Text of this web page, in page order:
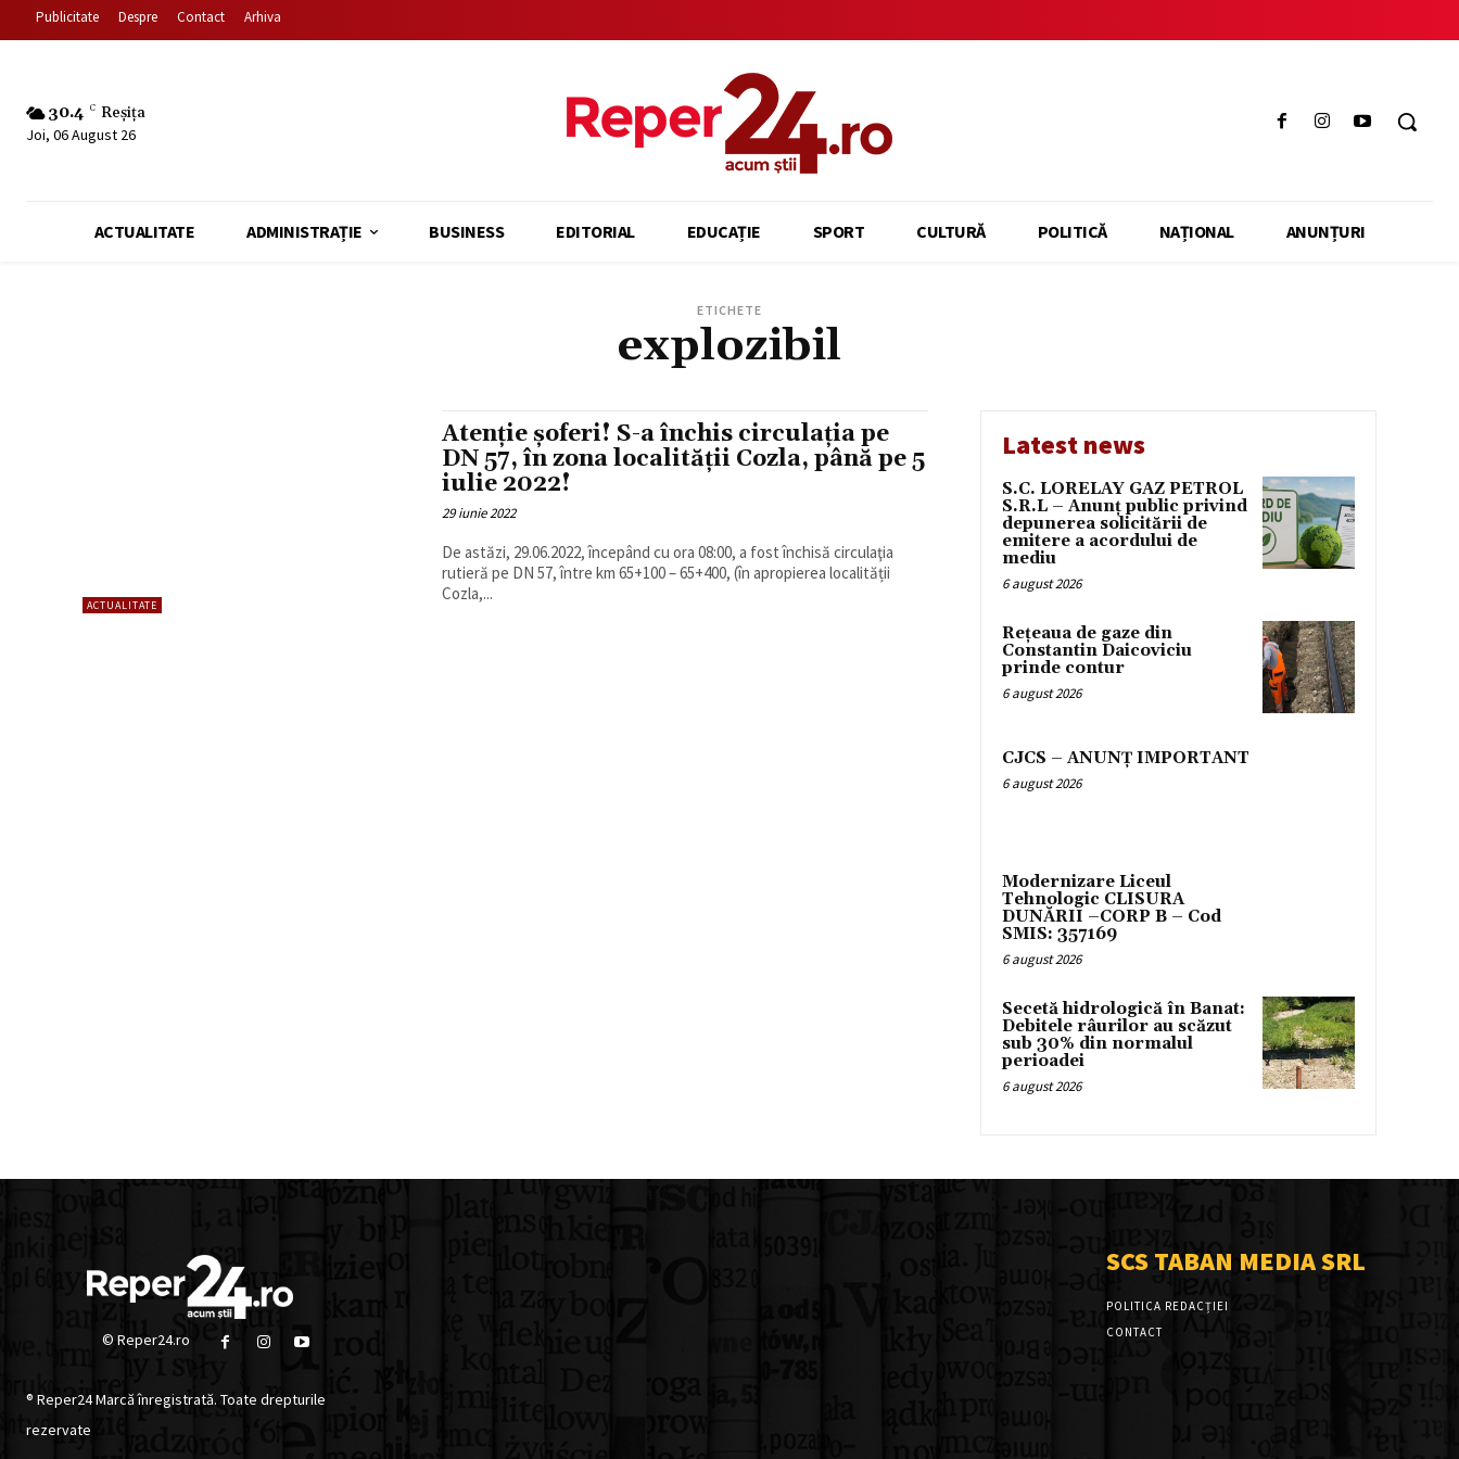
Publicitate Despre Contact Arhiva
30.4 C Reșița
Joi, 06 August 26
ACTUALITATE ADMINISTRAȚIE BUSINESS EDITORIAL EDUCAȚIE SPORT CULTURĂ POLITICĂ NAȚIONAL ANUNȚURI
ETICHETE
explozibil
ACTUALITATE
Atenție șoferi! S-a închis circulația pe
DN 57, în zona localității Cozla, până pe 5
iulie 2022!
29 iunie 2022
De astăzi, 29.06.2022, începând cu ora 08:00, a fost închisă circulaţia
rutieră pe DN 57, între km 65+100 – 65+400, (în apropierea localității
Cozla,...
Latest news
S.C. LORELAY GAZ PETROL
S.R.L – Anunț public privind
depunerea solicitării de
emitere a acordului de
mediu
6 august 2026
Rețeaua de gaze din
Constantin Daicoviciu
prinde contur
6 august 2026
CJCS – ANUNȚ IMPORTANT
6 august 2026
Modernizare Liceul
Tehnologic CLISURA
DUNĂRII –CORP B – Cod
SMIS: 357169
6 august 2026
Secetă hidrologică în Banat:
Debitele râurilor au scăzut
sub 30% din normalul
perioadei
6 august 2026
© Reper24.ro
® Reper24 Marcă înregistrată. Toate drepturile
rezervate
SCS TABAN MEDIA SRL
POLITICA REDACȚIEI
CONTACT